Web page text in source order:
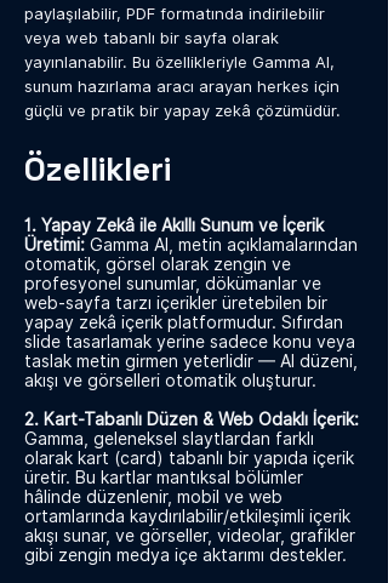
paylaşılabilir, PDF formatında indirilebilir
veya web tabanlı bir sayfa olarak
yayınlanabilir. Bu özellikleriyle Gamma AI,
sunum hazırlama aracı arayan herkes için
güçlü ve pratik bir yapay zekâ çözümüdür.
Özellikleri
1. Yapay Zekâ ile Akıllı Sunum ve İçerik
Üretimi: Gamma AI, metin açıklamalarından
otomatik, görsel olarak zengin ve
profesyonel sunumlar, dökümanlar ve
web-sayfa tarzı içerikler üretebilen bir
yapay zekâ içerik platformudur. Sıfırdan
slide tasarlamak yerine sadece konu veya
taslak metin girmen yeterlidir — AI düzeni,
akışı ve görselleri otomatik oluşturur.
2. Kart-Tabanlı Düzen & Web Odaklı İçerik:
Gamma, geleneksel slaytlardan farklı
olarak kart (card) tabanlı bir yapıda içerik
üretir. Bu kartlar mantıksal bölümler
hâlinde düzenlenir, mobil ve web
ortamlarında kaydırılabilir/etkileşimli içerik
akışı sunar, ve görseller, videolar, grafikler
gibi zengin medya içe aktarımı destekler.